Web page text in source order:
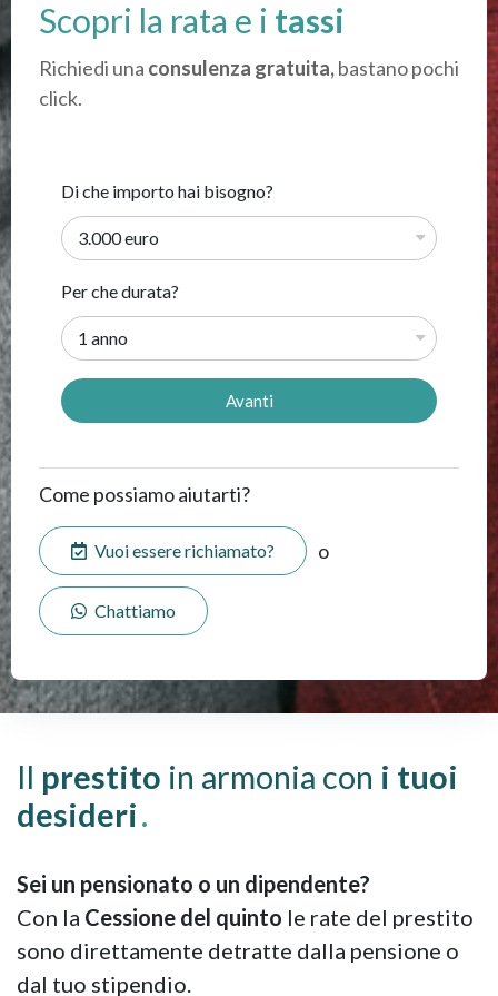
Scopri la rata e i tassi
Richiedi una consulenza gratuita,bastano pochi
click.
Di che importo hai bisogno?
Per che durata?
Come possiamo aiutarti?
Vuoi essere richiamato? o
Chattiamo
Il prestito in armonia con i tuoi
desideri.
Sei un pensionato o un dipendente?
Con la Cessione del quinto le rate del prestito
sono direttamente detratte dalla pensione o
dal tuo stipendio.